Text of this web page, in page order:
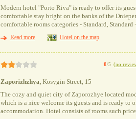
Modern hotel "Porto Riva" is ready to offer its
comfortable stay bright on the banks of the
comfortable rooms categories - Standard, Standard
Read more
Hotel on the map
0/5 (no
Zaporizhzhya, Kosygin Street, 15
The cozy and quiet city of Zaporozhye located
which is a nice welcome its guests and is ready to
accommodation. Hotel consists of rooms such